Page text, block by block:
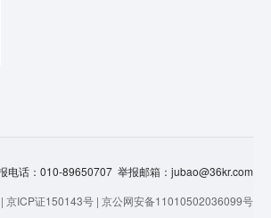
电话：010-89650707 举报邮箱：jubao@36kr.com
| 京ICP证150143号 | 京公网安备11010502036099号